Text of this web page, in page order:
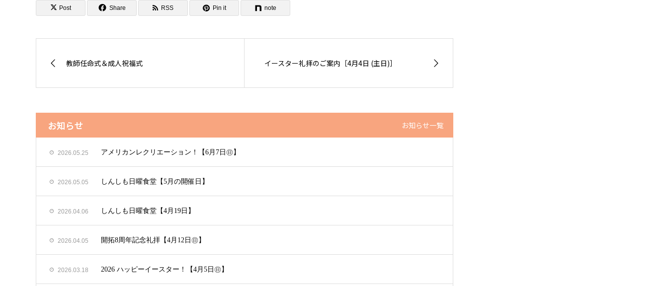
Post Share RSS Pin it note
教師任命式＆成人祝福式 イースター礼拝のご案内［4月4日 (主日)］
お知らせ お知らせ一覧
2026.05.25 アメリカンレクリエーション！【6月7日㊐】
2026.05.05 しんしも日曜食堂【5月の開催日】
2026.04.06 しんしも日曜食堂【4月19日】
2026.04.05 開拓8周年記念礼拝【4月12日㊐】
2026.03.18 2026 ハッピーイースター！【4月5日㊐】